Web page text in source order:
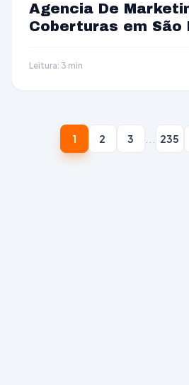
Agencia De
Coberturas em São
Leitura: 3 min
1 2 3 235